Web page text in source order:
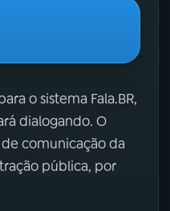
o sistema Fala.BR,
dialogando. O
comunicação da
pública, por